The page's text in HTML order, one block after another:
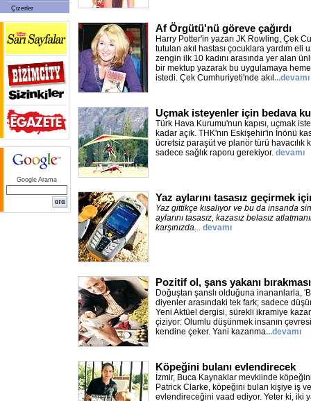
Çizerler
Google Arama
Af Örgütü'nü göreve çağırdı
Harry Potter'in yazarı JK Rowling, Çek
tutulan akıl hastası çocuklara yardım eli
zengin ilk 10 kadını arasında yer alan
bir mektup yazarak bu uygulamaya
istedi. Çek Cumhuriyeti'nde akıl ...devamı
Uçmak isteyenler için bedava
Türk Hava Kurumu'nun kapısı, uçmak
kadar açık. THK'nın Eskişehir'in İnönü
ücretsiz paraşüt ve planör türü havacılık
sadece sağlık raporu gerekiyor. devamı
Yaz aylarını tasasız geçirmek
Yaz gittikçe kısalıyor ve bu da insanda
aylarını tasasız, kazasız belasız
karşınızda... devamı
Pozitif ol, şans yakanı
Doğuştan şanslı olduğuna inananlarla,
diyenler arasındaki tek fark; sadece
Yeni Aktüel dergisi, sürekli ikramiye
çiziyor: Olumlu düşünmek insanın
kendine çeker. Yani kazanma...devamı
Köpeğini bulanı evlendirecek
İzmir, Buca Kaynaklar mevkiinde
Patrick Clarke, köpeğini bulan kişiye iş
evlendireceğini vaad ediyor. Yeter ki, iki